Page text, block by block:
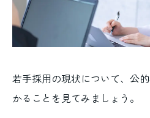
若手採用の現状について、公
かることを見てみましょう。